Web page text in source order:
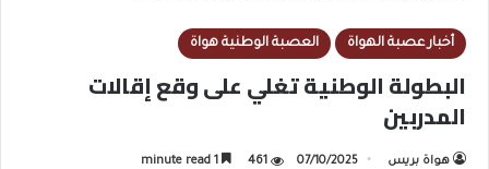
أخبار عصبة الهواة العصبة الوطنية هواة
البطولة الوطنية تغلي على وقع إقالات
المدربين
هواة بريس 07/10/2025
461